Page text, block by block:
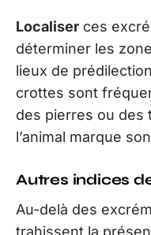
Localiser ces
déterminer les
lieux de
crottes sont
des pierres ou des
l’animal marque
Autres indices
Au-delà des
trahissent la